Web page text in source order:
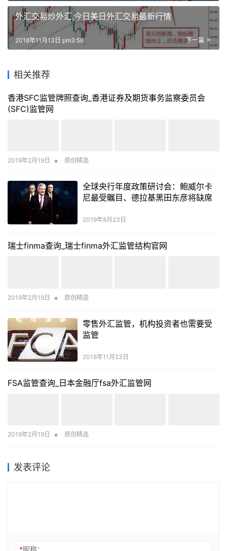
外汇交易炒外汇,今日美日外汇交易最新行情
下一篇
2018年11月13日 pm3:56
相关推荐
香港SFC监管牌照查询_香港证券及期货事务监察委员会
(SFC)监管网
2019年2月19日 • 原创精选
全球央行年度政策研讨会：鲍威尔卡
尼最受瞩目、德拉基黑田东彦将缺席
2019年8月23日
瑞士finma查询_瑞士finma外汇监管结构官网
2019年2月19日 • 原创精选
零售外汇监管，机构投资者也需要受
监管
2018年11月23日
FSA监管查询_日本金融厅fsa外汇监管网
2019年2月19日 • 原创精选
发表评论